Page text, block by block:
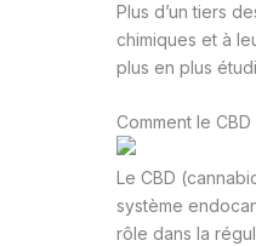
Plus d’un tiers
chimiques et à
plus en plus
Comment le
Le CBD
système
rôle dans la